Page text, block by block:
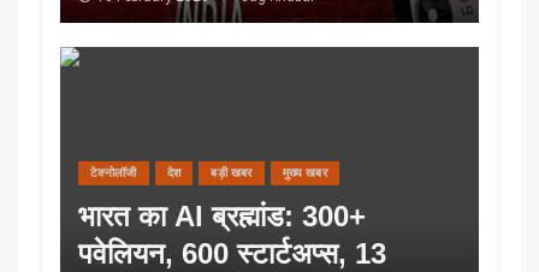
टेक्नोलॉजी देश बड़ी खबर मुख्य खबर
भारत का AI ब्रह्मांड: 300+
पवेलियन, 600 स्टार्टअप्स, 13